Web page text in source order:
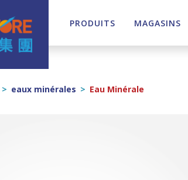
PRODUITS MAGASINS
> eaux minérales > Eau Minérale